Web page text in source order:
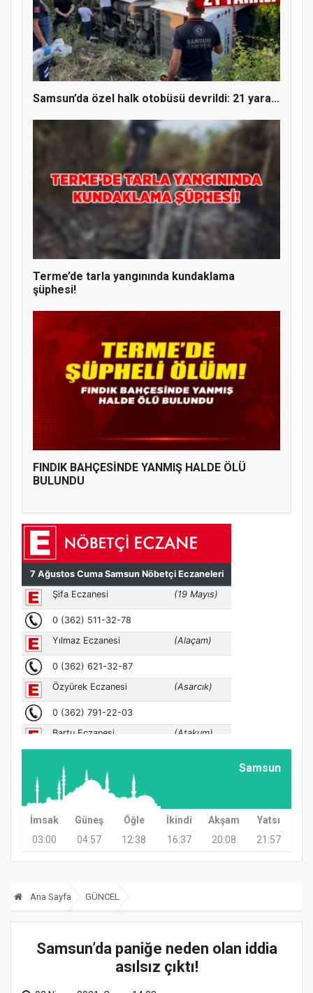
Samsun’da özel halk otobüsü devrildi: 21 yara...
Terme’de tarla yangınında kundaklama
şüphesi!
FINDIK BAHÇESİNDE YANMIŞ HALDE ÖLÜ
BULUNDU
Samsun
İmsak Güneş Öğle İkindi Akşam
Yatsı
03:00
04:57 12:38 16:37 20:08 21:57
Ana Sayfa GÜNCEL
Samsun’da paniğe neden olan iddia
asılsız çıktı!